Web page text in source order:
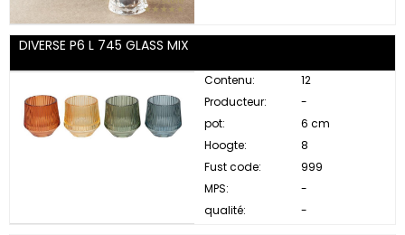
DIVERSE P6 L 745 GLASS MIX
Contenu:
12
Producteur:
-
pot:
6 cm
Hoogte:
8
Fust code:
999
MPS:
-
qualité:
-